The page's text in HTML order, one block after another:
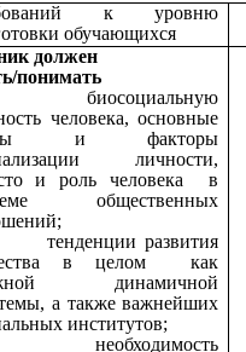
к уровню
обучающихся
должен
понимать
человека, основные
и факторы
личности,
и роль человека в
общественных
развития
в целом как
динамичной
а также важнейших
институтов;